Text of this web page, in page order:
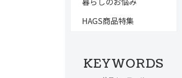
HAGS商品特集
KEYWORDS